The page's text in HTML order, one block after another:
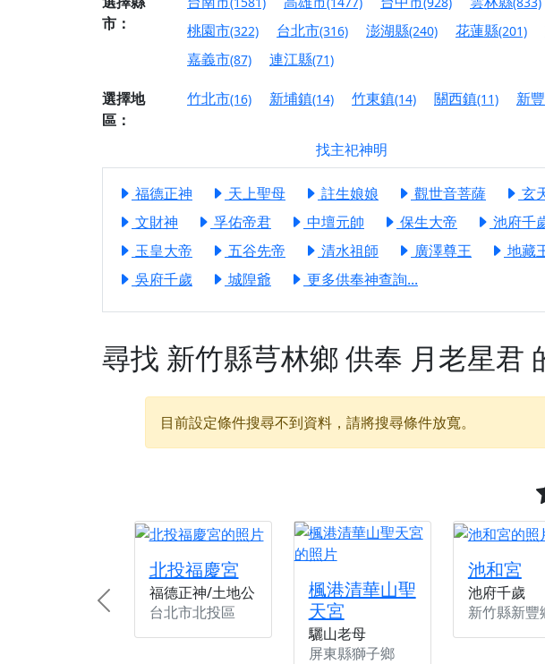
【屏東縣獅子鄉 楓港清華山聖天宮】驪山
終追遠、廣植福田
【桃園市 桃園蓮華寺】盂蘭盆中元報恩
願平安順遂的慈悲心意。
【新北貢寮 南極玉明殿】中元普渡大法
下善緣。
【桃園慈善宮(天公廟)】中元普渡交給專
是「超級加倍」！
【台北北投 福慶宮】慶讚中元普渡法會，
【桃園龜山 慈恩宮】瑤池金母聖誕祝壽
【桃園龜山 慈恩宮】丙午年慶讚中元普渡
【台北北投金虎爺會】父親節陪爸爸一起
【新北八里 紫德宮】父親節奉茶感恩活動
【桃園新屋 深圳玄天宮】農曆七月擴大犒
【桃園新屋 深圳玄天宮】七娘媽聖誕祝壽
【桃園慈善宮(天公廟)】虎爺元帥 開光大
歡迎友廟長官、小編加入我們LINE官方帳
歡迎信眾分享您前往廟宇的參拜體驗，推廣
市：
桃園市(322) 台北市(316) 澎湖縣(240) 花蓮縣(201)
嘉義市(87) 連江縣(71)
選擇地
區：
竹北市(16) 新埔鎮(14) 竹東鎮(14) 關西鎮(11) 新
找主祀神明
福德正神 天上聖母 註生娘娘 觀世音菩薩 玄
文財神
孚佑帝君 中壇元帥 保生大帝 池府千
玉皇大帝
五谷先帝 清水祖師 廣澤尊王 地藏
吳府千歲
城隍爺 更多供奉神查詢...
尋找 新竹縣芎林鄉 供奉 月老星君
目前設定條件搜尋不到資料，請將搜尋條件放寬。
北投福慶宮
福德正神/土地公
台北市北投區
楓港清華山聖
天宮
驪山老母
屏東縣獅子鄉
池和宮
池府千歲
新竹縣新豐
Previous